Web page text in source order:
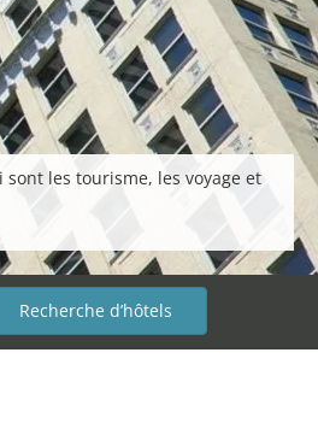
les tourisme, les voyage et